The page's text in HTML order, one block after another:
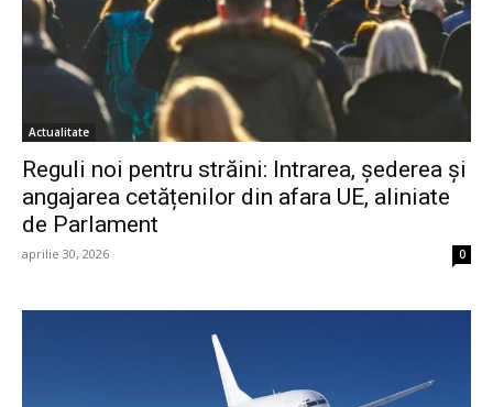
Actualitate
Reguli noi pentru străini: Intrarea, șederea și
angajarea cetățenilor din afara UE, aliniate
de Parlament
aprilie 30, 2026 0